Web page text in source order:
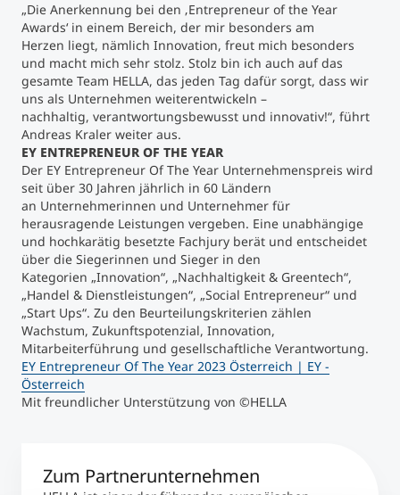
„Die Anerkennung bei den ‚Entrepreneur of the Year
Awards‘ in einem Bereich, der mir besonders am
Herzen liegt, nämlich Innovation, freut mich besonders
und macht mich sehr stolz. Stolz bin ich auch auf das
gesamte Team HELLA, das jeden Tag dafür sorgt, dass wir
uns als Unternehmen weiterentwickeln –
nachhaltig, verantwortungsbewusst und innovativ!“, führt
Andreas Kraler weiter aus.
EY ENTREPRENEUR OF THE YEAR
Der EY Entrepreneur Of The Year Unternehmenspreis wird
seit über 30 Jahren jährlich in 60 Ländern
an Unternehmerinnen und Unternehmer für
herausragende Leistungen vergeben. Eine unabhängige
und hochkarätig besetzte Fachjury berät und entscheidet
über die Siegerinnen und Sieger in den
Kategorien „Innovation“, „Nachhaltigkeit & Greentech“,
„Handel & Dienstleistungen“, „Social Entrepreneur“ und
„Start Ups“. Zu den Beurteilungskriterien zählen
Wachstum, Zukunftspotenzial, Innovation,
Mitarbeiterführung und gesellschaftliche Verantwortung.
EY Entrepreneur Of The Year 2023 Österreich | EY -
Österreich
Mit freundlicher Unterstützung von ©HELLA
Zum Partnerunternehmen